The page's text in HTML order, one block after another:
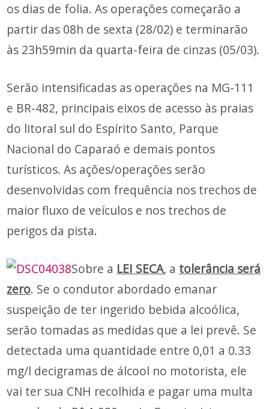
os dias de folia. As operações começarão a
partir das 08h de sexta (28/02) e terminarão
às 23h59min da quarta-feira de cinzas (05/03).
Serão intensificadas as operações na MG-111
e BR-482, principais eixos de acesso às praias
do litoral sul do Espírito Santo, Parque
Nacional do Caparaó e demais pontos
turísticos. As ações/operações serão
desenvolvidas com frequência nos trechos de
maior fluxo de veículos e nos trechos de
perigos da pista.
Sobre a LEI SECA, a tolerância será
zero. Se o condutor abordado emanar
suspeição de ter ingerido bebida alcoólica,
serão tomadas as medidas que a lei prevê. Se
detectada uma quantidade entre 0,01 a 0.33
mg/l decigramas de álcool no motorista, ele
vai ter sua CNH recolhida e pagar uma multa